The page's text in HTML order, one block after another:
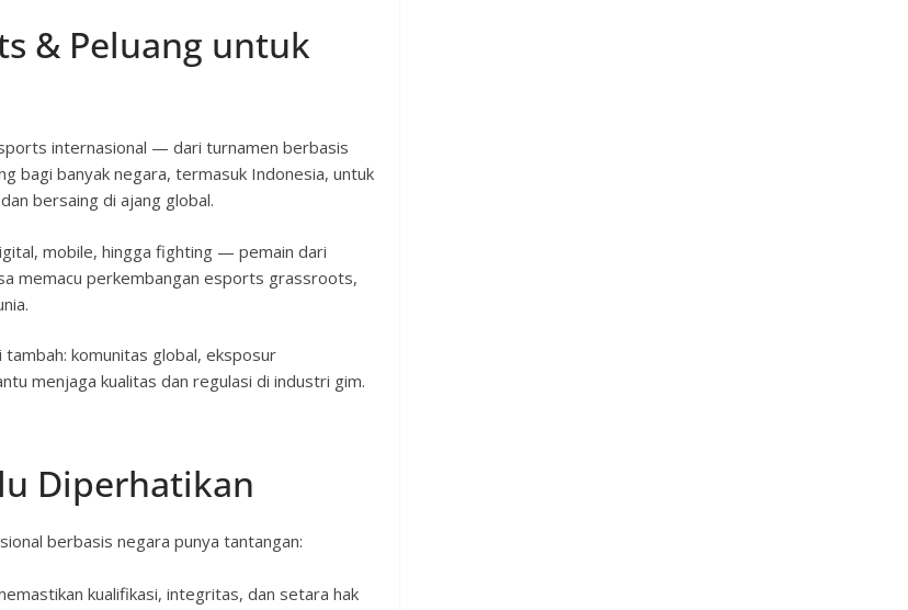
& Peluang untuk
internasional — dari turnamen berbasis
bagi banyak negara, termasuk Indonesia, untuk
bersaing di ajang global.
mobile, hingga fighting — pemain dari
memacu perkembangan esports grassroots,
komunitas global, eksposur
menjaga kualitas dan regulasi di industri gim.
Diperhatikan
berbasis negara punya tantangan:
kualifikasi, integritas, dan setara hak